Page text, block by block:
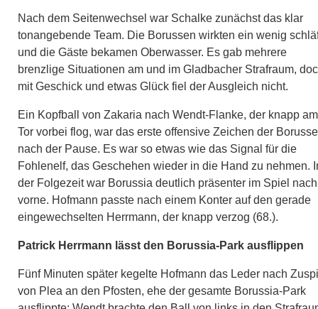
Nach dem Seitenwechsel war Schalke zunächst das klar
tonangebende Team. Die Borussen wirkten ein wenig
und die Gäste bekamen Oberwasser. Es gab mehrere
brenzlige Situationen am und im Gladbacher Strafraum,
mit Geschick und etwas Glück fiel der Ausgleich nicht.
Ein Kopfball von Zakaria nach Wendt-Flanke, der knapp am
Tor vorbei flog, war das erste offensive Zeichen der
nach der Pause. Es war so etwas wie das Signal für die
Fohlenelf, das Geschehen wieder in die Hand zu nehmen.
der Folgezeit war Borussia deutlich präsenter im Spiel nach
vorne. Hofmann passte nach einem Konter auf den gerade
eingewechselten Herrmann, der knapp verzog (68.).
Patrick Herrmann lässt den Borussia-Park ausflippen
Fünf Minuten später kegelte Hofmann das Leder nach
von Plea an den Pfosten, ehe der gesamte Borussia-Park